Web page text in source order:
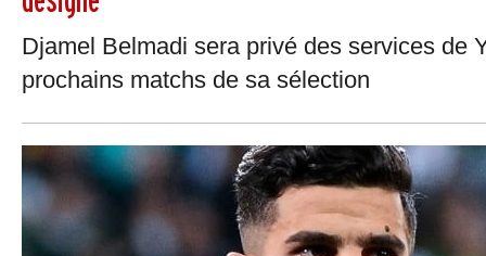
Djamel Belmadi sera privé des services de
prochains matchs de sa sélection